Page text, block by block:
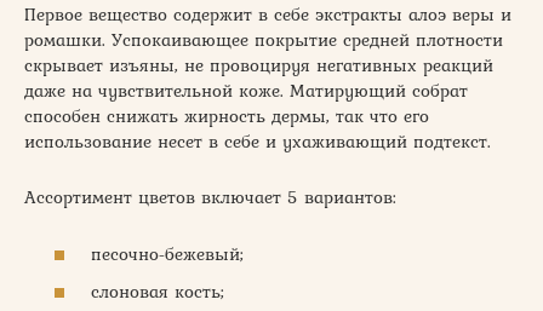
Первое вещество содержит в себе экстракты алоэ веры и
ромашки. Успокаивающее покрытие средней плотности
скрывает изъяны, не провоцируя негативных реакций
даже на чувствительной коже. Матирующий собрат
способен снижать жирность дермы, так что его
использование несет в себе и ухаживающий подтекст.
Ассортимент цветов включает 5 вариантов:
песочно-бежевый;
слоновая кость;